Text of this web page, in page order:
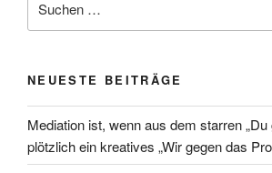
nach:
NEUESTE BEITRÄGE
Mediation ist, wenn aus dem starren „Du
plötzlich ein kreatives „Wir gegen das